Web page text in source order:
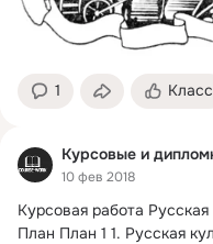
1 Класс
Курсовые и
10 фев 2018
Курсовая работа
План План 1 1. Русская